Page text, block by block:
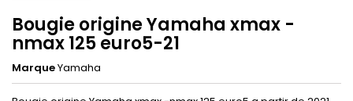
Bougie origine Yamaha xmax -
nmax 125 euro5-21
MarqueYamaha